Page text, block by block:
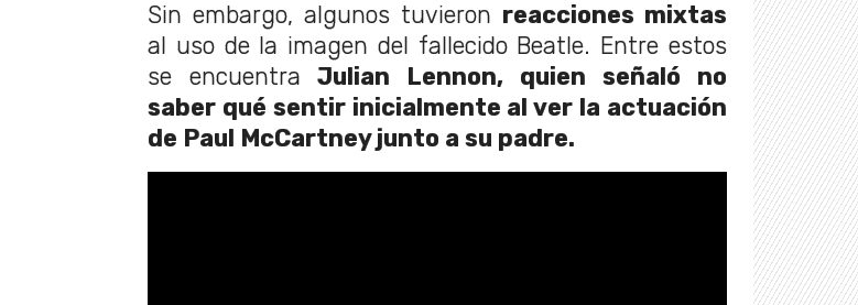
Sin embargo, algunos tuvieron reacciones mixtas
al uso de la imagen del fallecido Beatle. Entre estos
se encuentra Julian Lennon, quien señaló no
saber qué sentir inicialmente al ver la actuación
de Paul McCartney junto a su padre.